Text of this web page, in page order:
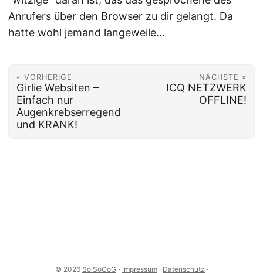
Anrufers über den Browser zu dir gelangt. Da
hatte wohl jemand langeweile…
« VORHERIGE
Girlie Websiten –
Einfach nur
Augenkrebserregend
und KRANK!
NÄCHSTE »
ICQ NETZWERK
OFFLINE!
© 2026 SolSoCoG · Impressum · Datenschutz ·